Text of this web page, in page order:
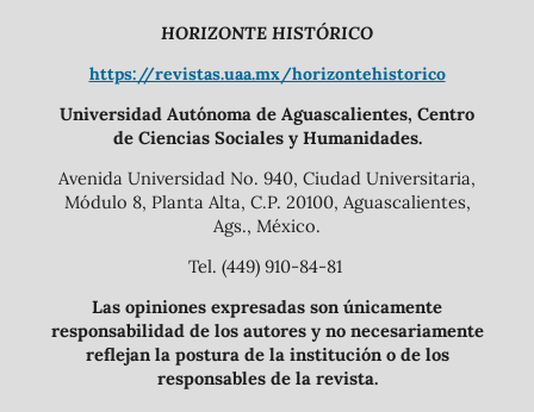
HORIZONTE HISTÓRICO
https://revistas.uaa.mx/horizontehistorico
Universidad Autónoma de Aguascalientes, Centro
de Ciencias Sociales y Humanidades.
Avenida Universidad No. 940, Ciudad Universitaria,
Módulo 8, Planta Alta, C.P. 20100, Aguascalientes,
Ags., México.
Tel. (449) 910-84-81
Las opiniones expresadas son únicamente
responsabilidad de los autores y no necesariamente
reflejan la postura de la institución o de los
responsables de la revista.